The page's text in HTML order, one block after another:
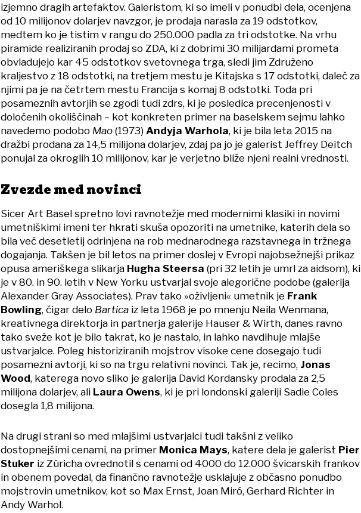
izjemno dragih artefaktov. Galeristom, ki so imeli v ponudbi dela, ocenjena
od 10 milijonov dolarjev navzgor, je prodaja narasla za 19 odstotkov,
medtem ko je tistim v rangu do 250.000 padla za tri odstotke. Na vrhu
piramide realiziranih prodaj so ZDA, ki z dobrimi 30 milijardami prometa
obvladujejo kar 45 odstotkov svetovnega trga, sledi jim Združeno
kraljestvo z 18 odstotki, na tretjem mestu je Kitajska s 17 odstotki, daleč za
njimi pa je na četrtem mestu Francija s komaj 8 odstotki. Toda pri
posameznih avtorjih se zgodi tudi zdrs, ki je posledica precenjenosti v
določenih okoliščinah – kot konkreten primer na baselskem sejmu lahko
navedemo podobo Mao (1973) Andyja Warhola, ki je bila leta 2015 na
dražbi prodana za 14,5 milijona dolarjev, zdaj pa jo je galerist Jeffrey Deitch
ponujal za okroglih 10 milijonov, kar je verjetno bliže njeni realni vrednosti.
Zvezde med novinci
Sicer Art Basel spretno lovi ravnotežje med modernimi klasiki in novimi
umetniškimi imeni ter hkrati skuša opozoriti na umetnike, katerih dela so
bila več desetletij odrinjena na rob mednarodnega razstavnega in tržnega
dogajanja. Takšen je bil letos na primer doslej v Evropi najobsežnejši prikaz
opusa ameriškega slikarja Hugha Steersa (pri 32 letih je umrl za aidsom), ki
je v 80. in 90. letih v New Yorku ustvarjal svoje alegorične podobe (galerija
Alexander Gray Associates). Prav tako »oživljeni« umetnik je Frank
Bowling, čigar delo Bartica iz leta 1968 je po mnenju Neila Wenmana,
kreativnega direktorja in partnerja galerije Hauser & Wirth, danes ravno
tako sveže kot je bilo takrat, ko je nastalo, in lahko navdihuje mlajše
ustvarjalce. Poleg historiziranih mojstrov visoke cene dosegajo tudi
posamezni avtorji, ki so na trgu relativni novinci. Tak je, recimo, Jonas
Wood, katerega novo sliko je galerija David Kordansky prodala za 2,5
milijona dolarjev, ali Laura Owens, ki je pri londonski galeriji Sadie Coles
dosegla 1,8 milijona.
Na drugi strani so med mlajšimi ustvarjalci tudi takšni z veliko
dostopnejšimi cenami, na primer Monica Mays, katere dela je galerist Pier
Stuker iz Züricha ovrednotil s cenami od 4000 do 12.000 švicarskih frankov
in obenem povedal, da finančno ravnotežje usklajuje z občasno ponudbo
mojstrovin umetnikov, kot so Max Ernst, Joan Miró, Gerhard Richter in
Andy Warhol.